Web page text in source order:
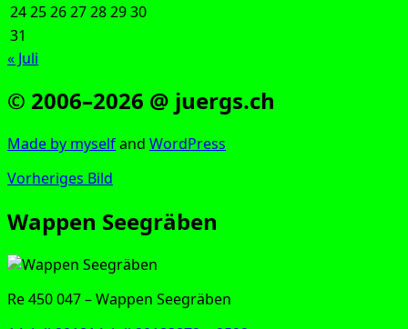
24252627282930
31
« Juli
© 2006–2026 @ juergs.ch
Made by mys­elfand Word­Press
Vorheriges Bild
Wappen Seegräben
Re 450 047 – Wap­pen Seegräben